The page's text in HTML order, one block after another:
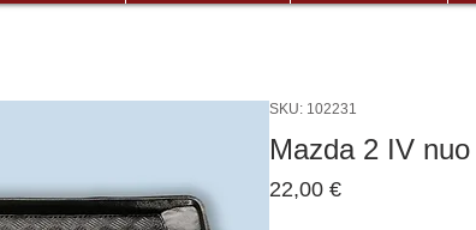
SKU: 102231
Mazda 2 IV
22,00 €Price